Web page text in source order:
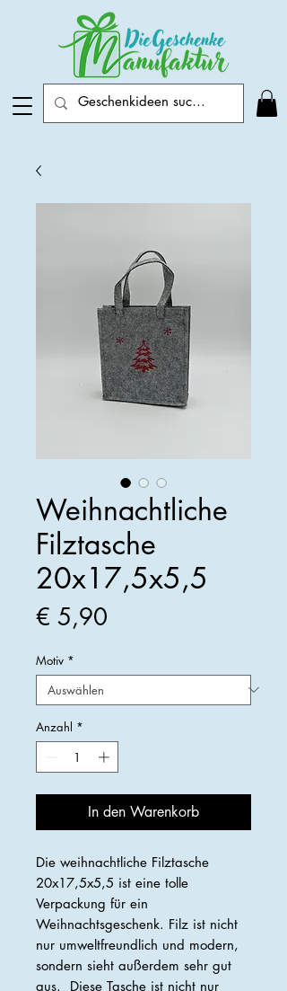
Weihnachtliche
Filztasche
20x17,5x5,5
€ 5,90
Motiv *
Anzahl *
In den Warenkorb
Die weihnachtliche Filztasche
20x17,5x5,5 ist eine tolle
Verpackung für ein
Weihnachtsgeschenk. Filz ist nicht
nur umweltfreundlich und modern,
sondern sieht außerdem sehr gut
aus. Diese Tasche ist nicht nur